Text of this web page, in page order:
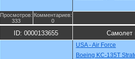
Просмотров:
333
Комментариев:
0
ID: 0000133655 Самолет
USA - Air Force
Boeing KC-135T